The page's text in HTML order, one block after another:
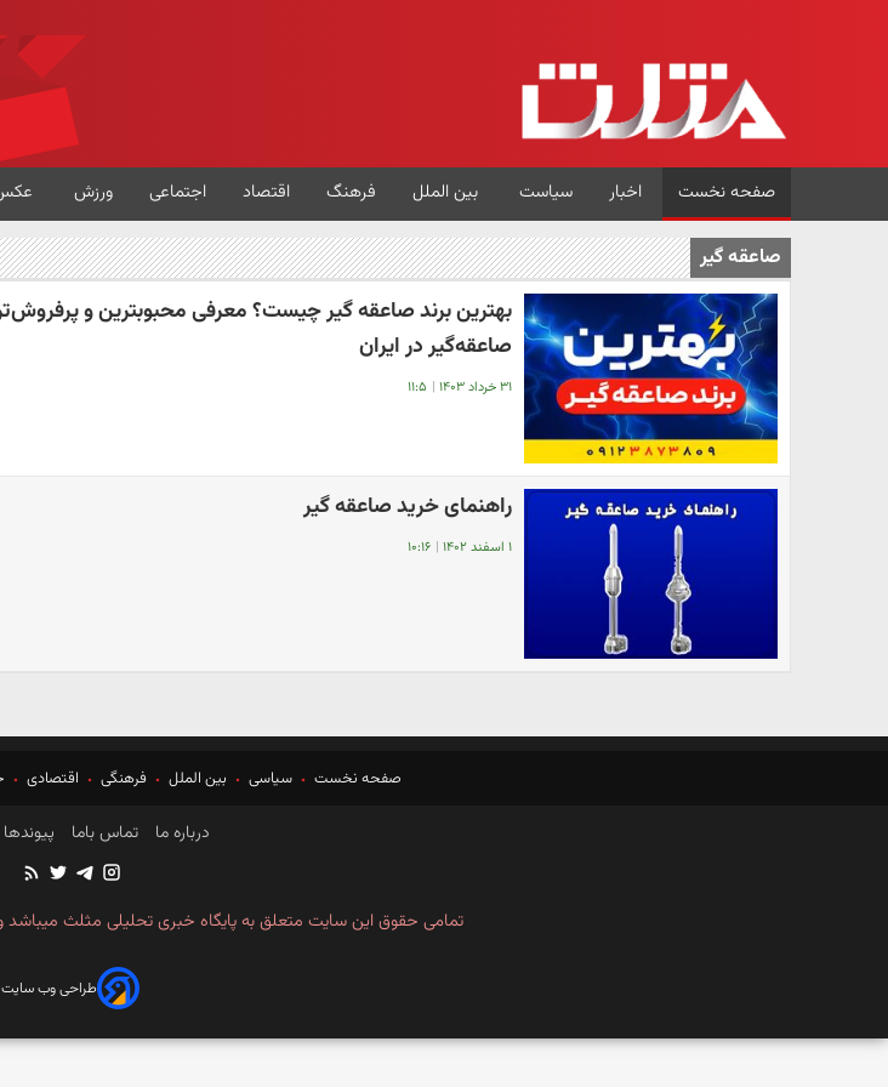
صفحه نخست اخبار سیاست بین الملل فرهنگ اقتصاد اجتماعی ورزش
صاعقه گیر
بهترین برند صاعقه گیر چیست؟ معرفی محبوبترین و
صاعقه‌گیر در ایران
۳۱ خرداد ۱۴۰۳ | ۱۱:۵
راهنمای خرید صاعقه گیر
۱ اسفند ۱۴۰۲ | ۱۰:۱۶
صفحه نخست سیاسی بین الملل فرهنگی اقتصادی
درباره ما تماس باما پیوندها
تمامی حقوق این سایت متعلق به پایگاه خبری تحلیلی مثلث میباشد
طراحی وب سایت